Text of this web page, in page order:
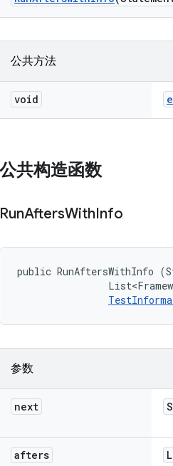
公共方法
void
公共构造函数
RunAftersWithInfo
public RunAftersWithInfo
参数
next
afters